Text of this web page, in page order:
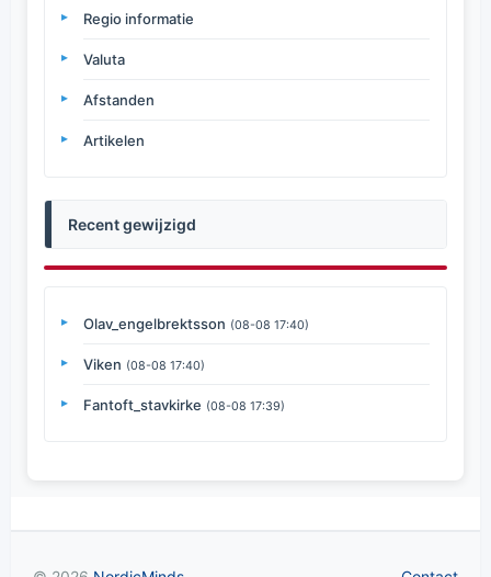
Regio informatie
Valuta
Afstanden
Artikelen
Recent gewijzigd
Olav_engelbrektsson (08-08 17:40)
Viken (08-08 17:40)
Fantoft_stavkirke (08-08 17:39)